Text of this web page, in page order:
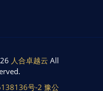
人合卓越云 All
号-2 豫公